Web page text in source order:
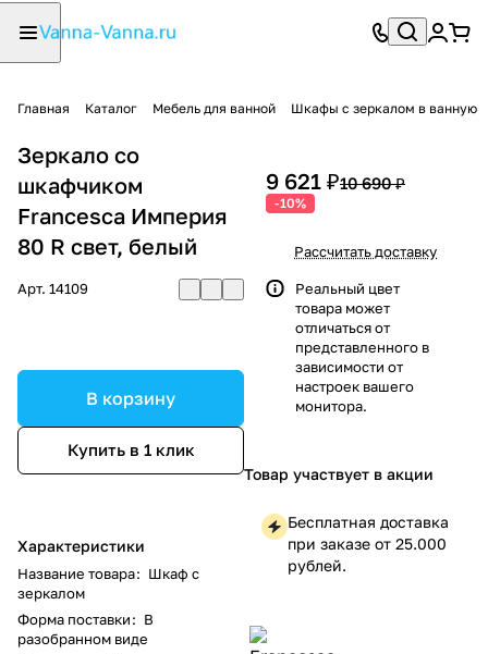
Главная Каталог Мебель для ванной Шкафы с зеркалом в ванную
Зеркало со
шкафчиком
Francesca Империя
80 R свет, белый
Арт. 14109
В корзину
Купить в 1 клик
Характеристики
Название товара: Шкаф с
зеркалом
Форма поставки: В
разобранном виде
9 621 ₽10 690 ₽
-10%
Рассчитать доставку
Реальный цвет
товара может
отличаться от
представленного в
зависимости от
настроек вашего
монитора.
Товар участвует в акции
Бесплатная доставка
при заказе от 25.000
рублей.